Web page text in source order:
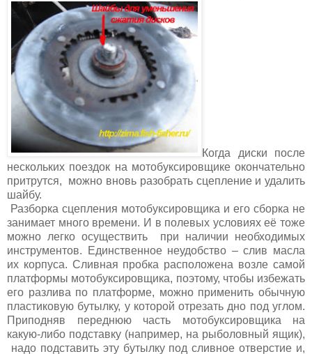
Когда диски после
нескольких поездок на мотобуксировщике окончательно
притрутся, можно вновь разобрать сцепление и удалить
шайбу.
Разборка сцепления мотобуксировщика и его сборка не
занимает много времени. И в полевых условиях её тоже
можно легко осуществить при наличии необходимых
инструментов. Единственное неудобство – слив масла
их корпуса. Сливная пробка расположена возле самой
платформы мотобуксировщика, поэтому, чтобы избежать
его разлива по платформе, можно применить обычную
пластиковую бутылку, у которой отрезать дно под углом.
Приподняв переднюю часть мотобуксировщика на
какую-либо подставку (например, на рыболовный ящик),
надо подставить эту бутылку под сливное отверстие и,